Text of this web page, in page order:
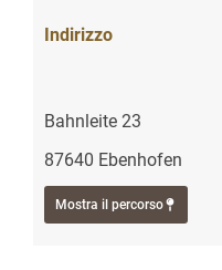
Indirizzo
Bahnleite 23
87640 Ebenhofen
Mostra il percorso